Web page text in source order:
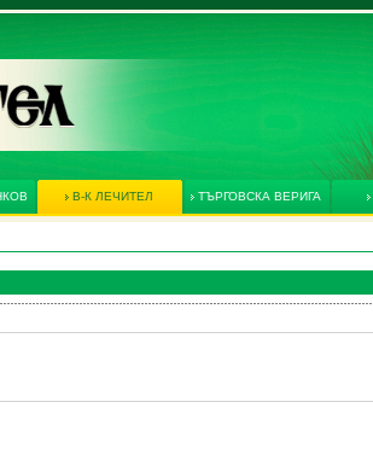
В-К ЛЕЧИТЕЛ ТЪРГОВСКА ВЕРИГА